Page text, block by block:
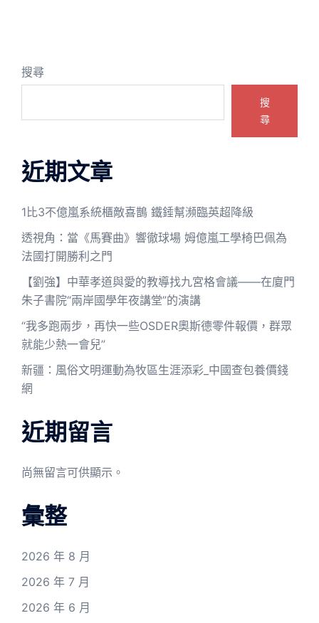
搜尋
搜
尋
近期文章
1比3不億嵐系統櫃敵喜鵲 鐵錘幫瀕臨英超降級
透視角：當《馬賽曲》響徹球場 姆億嵐工學椅巴佩為
法國打開勝利之門
【劉強】中華孝道與愛的教導找九宮格會議——在廈門
朱子書院“兩岸國學年夜講堂”的演講
“我多跑兩步，再快一些OSDER奧斯德零件報價，群眾
就能少熱一會兒”
新疆：風俗文明運動為牧區生涯添彩_中國查包養價錢
網
近期留言
尚無留言可供顯示。
彙整
2026 年 8 月
2026 年 7 月
2026 年 6 月